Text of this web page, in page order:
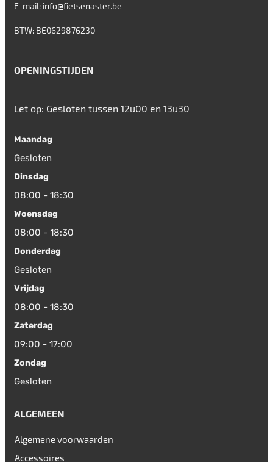
E-mail: info@fietsenaster.be
BTW: BE0629876230
OPENINGSTIJDEN
Let op: Gesloten tussen 12u00 en 13u30
Maandag
Gesloten
Dinsdag
08:00 - 18:30
Woensdag
08:00 - 18:30
Donderdag
Gesloten
Vrijdag
08:00 - 18:30
Zaterdag
09:00 - 17:00
Zondag
Gesloten
ALGEMEEN
Algemene voorwaarden
Accessoires